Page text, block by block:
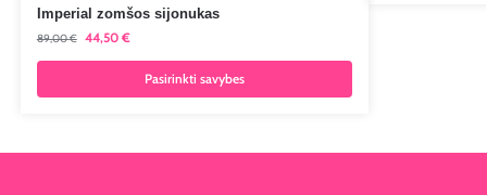
Imperial zomšos sijonukas
89,00€ 44,50 €
Pasirinkti savybes